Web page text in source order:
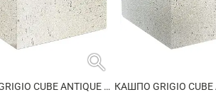
search
КАШПО GRIGIO CUBE ANTIQUE WHITE НА КОЛЕСИКАХ